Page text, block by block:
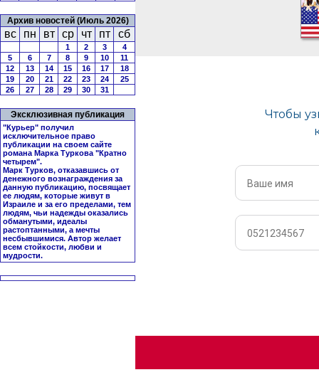
Архив новостей (Июль 2026)
вс пн вт ср чт пт сб
1 2 3
4
5
6 7 8 9 10
11
12
13 14 15 16 17
18
19
20 21 22 23 24
25
26
27 28 29 30 31
Эксклюзивная публикация
"Курьер" получил
исключительное право
публикации на своем сайте
романа Марка Туркова "Кратно
четырем".
Марк Турков, отказавшись от
денежного вознаграждения за
данную публикацию, посвящает
ее людям, которые живут в
Израиле и за его пределами, тем
людям, чьи надежды оказались
обманутыми, идеалы
растоптанными, а мечты
несбывшимися. Автор желает
всем стойкости, любви и
мудрости.